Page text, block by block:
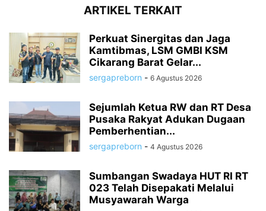
ARTIKEL TERKAIT
Perkuat Sinergitas dan Jaga
Kamtibmas, LSM GMBI KSM
Cikarang Barat Gelar...
sergapreborn - 6 Agustus 2026
Sejumlah Ketua RW dan RT Desa
Pusaka Rakyat Adukan Dugaan
Pemberhentian...
sergapreborn - 4 Agustus 2026
Sumbangan Swadaya HUT RI RT
023 Telah Disepakati Melalui
Musyawarah Warga